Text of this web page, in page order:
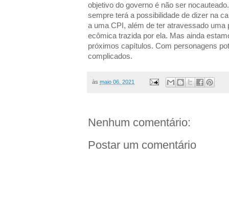
objetivo do governo é não ser
sempre terá a possibilidade de dizer na
a uma CPI, além de ter atravessado uma
ecômica trazida por ela. Mas ainda
próximos capítulos. Com personagens
complicados.
às maio 06, 2021
Nenhum comentário:
Postar um comentário